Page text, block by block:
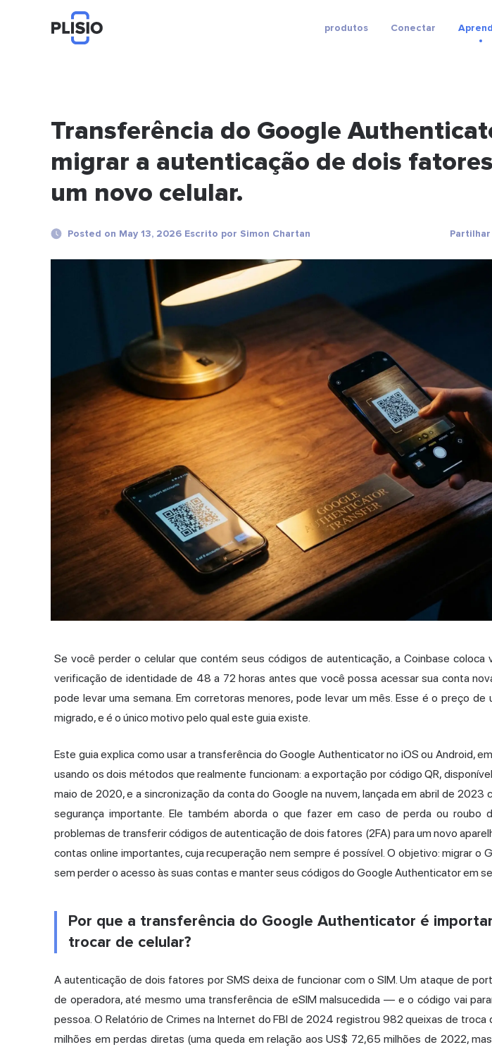
produtos Conectar
Transferência do Google
migrar a autenticação de dois
um novo celular.
Posted on May 13, 2026 Escrito por Simon Chartan Partilhar
Se você perder o celular que contém seus códigos de autenticação, a Coinbase coloca
verificação de identidade de 48 a 72 horas antes que você possa acessar sua conta
pode levar uma semana. Em corretoras menores, pode levar um mês. Esse é o preço de
migrado, e é o único motivo pelo qual este guia existe.
Este guia explica como usar a transferência do Google Authenticator no iOS ou Android,
usando os dois métodos que realmente funcionam: a exportação por código QR,
maio de 2020, e a sincronização da conta do Google na nuvem, lançada em abril de 2023
segurança importante. Ele também aborda o que fazer em caso de perda ou roubo
problemas de transferir códigos deautenticação de dois fatores (2FA) para um novo
contas online importantes, cuja recuperação nem sempre é possível. O objetivo: migrar o
sem perder o acesso às suas contas e manter seus códigos do Google Authenticator em
Por que a transferência do Google Authenticator é
trocar de celular?
A autenticação de dois fatores por SMS deixa de funcionar com o SIM. Um ataque de
de operadora, até mesmo uma transferência de eSIM malsucedida — e o código vai
pessoa. O Relatório de Crimes na Internet do FBI de 2024 registrou 982 queixas de troca
milhões em perdas diretas (uma queda em relação aos US$ 72,65 milhões de 2022,